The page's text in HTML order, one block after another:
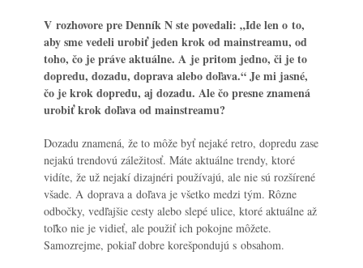
V rozhovore pre Denník N ste povedali: „Ide len o to,
aby sme vedeli urobiť jeden krok od mainstreamu, od
toho, čo je práve aktuálne. A je pritom jedno, či je to
dopredu, dozadu, doprava alebo doľava.“ Je mi jasné,
čo je krok dopredu, aj dozadu. Ale čo presne znamená
urobiť krok doľava od mainstreamu?
Dozadu znamená, že to môže byť nejaké retro, dopredu zase
nejakú trendovú záležitosť. Máte aktuálne trendy, ktoré
vidíte, že už nejakí dizajnéri používajú, ale nie sú rozšírené
všade. A doprava a doľava je všetko medzi tým. Rôzne
odbočky, vedľajšie cesty alebo slepé ulice, ktoré aktuálne až
toľko nie je vidieť, ale použiť ich pokojne môžete.
Samozrejme, pokiaľ dobre korešpondujú s obsahom.